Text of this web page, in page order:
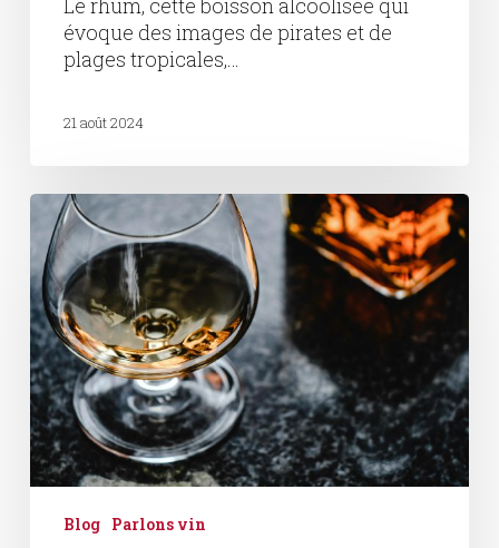
Le rhum, cette boisson alcoolisée qui
évoque des images de pirates et de
plages tropicales,…
21 août 2024
Whisky
Histoire,
variétés
et
conseils
de
dégustation
Blog Parlons vin